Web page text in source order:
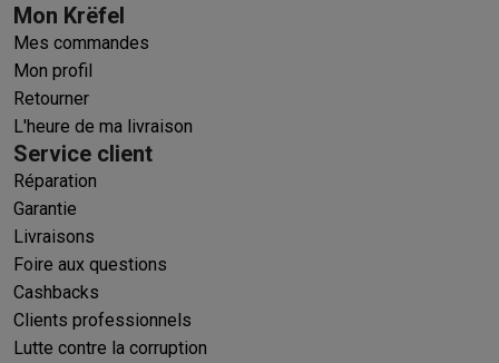
Mon Krëfel
Mes commandes
Mon profil
Retourner
L'heure de ma livraison
Service client
Réparation
Garantie
Livraisons
Foire aux questions
Cashbacks
Clients professionnels
Lutte contre la corruption